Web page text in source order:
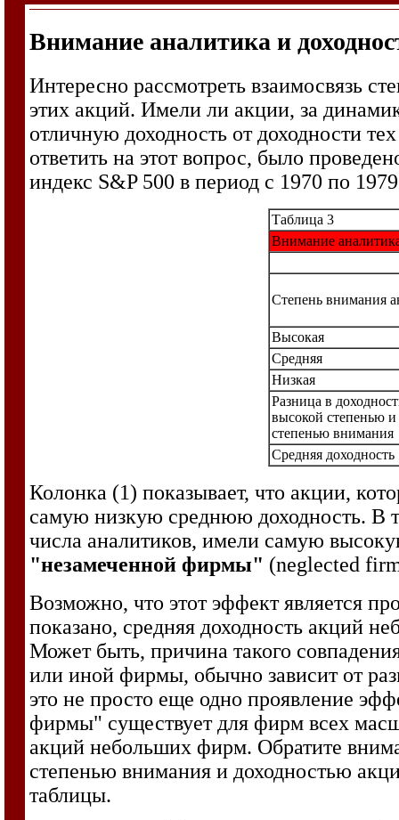
Внимание аналитика и
Интересно рассмотреть взаимосвязь
этих акций. Имели ли акции, за
отличную доходность от доходности
ответить на этот вопрос, было
индекс S&P 500 в период с 1970 по
Таблица 3
Внимание
Степень внимания
Высокая
Средняя
Низкая
Разница в
высокой степенью и
степенью внимания
Средняя доходность
Колонка (1) показывает, что акции,
самую низкую среднюю доходность. В
числа аналитиков, имели самую
"незамеченной фирмы" (neglected
Возможно, что этот эффект является
показано, средняя доходность акций
Может быть, причина такого
или иной фирмы, обычно зависит от
это не просто еще одно проявление
фирмы" существует для фирм всех
акций небольших фирм. Обратите
степенью внимания и доходностью
таблицы.